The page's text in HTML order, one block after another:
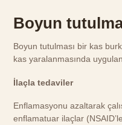
Boyun
Boyun tutulması bir kas
kas yaralanmasında
İlaçla tedaviler
Enflamasyonu azaltarak
enflamatuar ilaçlar